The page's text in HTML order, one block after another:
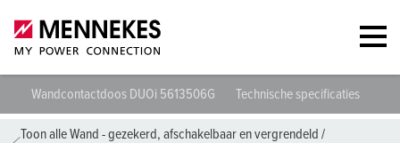
Wandcontactdoos DUOi 5613506G Technische specificaties
Toon alle Wand - gezekerd, afschakelbaar en vergrendeld /